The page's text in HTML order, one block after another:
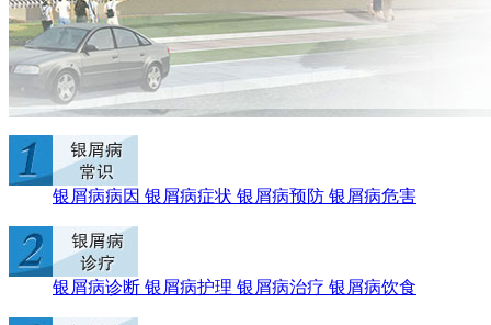
银屑病病因 银屑病症状 银屑病预防 银屑病危害
银屑病诊断 银屑病护理 银屑病治疗 银屑病饮食